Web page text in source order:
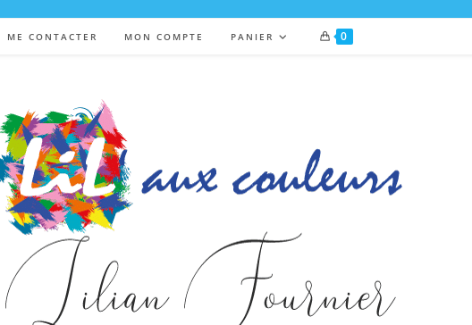
ME CONTACTER MON COMPTE PANIER 0